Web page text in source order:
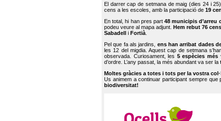
El darrer cap de setmana de maig (dies 24 i
cens a les escoles, amb la participació de 19
En total, hi han pres part48 municipis d’arreu
podeu veure al mapa adjunt. Hem rebut 76
Sabadell
i Fortià.
Pel que fa als jardins, ens han arribat dades
les 12 del migdia. Aquest cap de setmana
observada. Curiosament, les 5 espècies més
d’ordre. L’any passat, la més abundant va ser la
Moltes gràcies a totes i tots per la vostra
Us animem a continuar participant sempre que
biodiversitat!